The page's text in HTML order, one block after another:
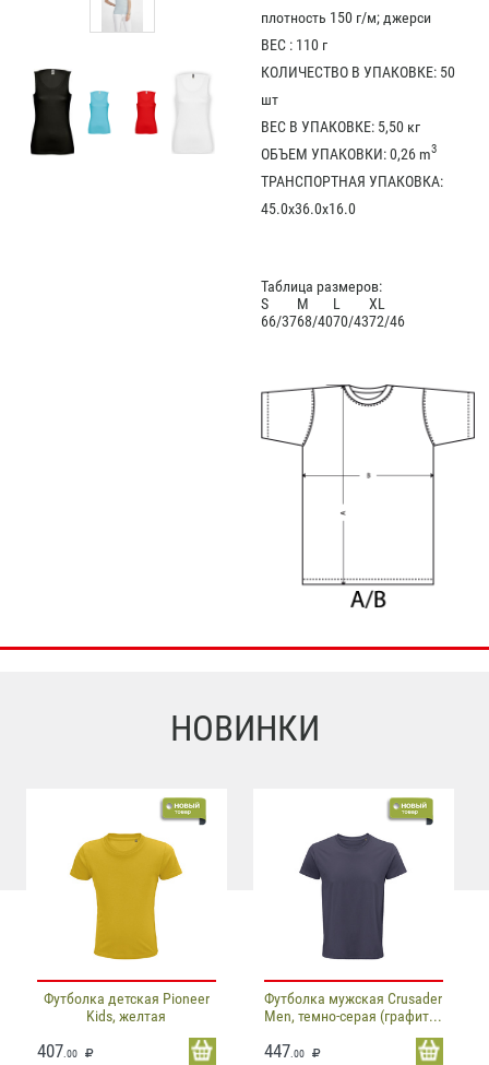
плотность 150 г/м; джерси
ВЕС : 110 г
КОЛИЧЕСТВО В УПАКОВКЕ: 50
шт
ВЕС В УПАКОВКЕ: 5,50 кг
ОБЪЕМ УПАКОВКИ: 0,26 m3
ТРАНСПОРТНАЯ УПАКОВКА:
45.0x36.0x16.0
Таблица размеров:
S
M L
XL
66/3768/4070/4372/46
НОВИНКИ
Футболка детская Pioneer
Kids, желтая
407 .00
Футболка мужская Crusader
Men, темно-серая (графит...
447 .00